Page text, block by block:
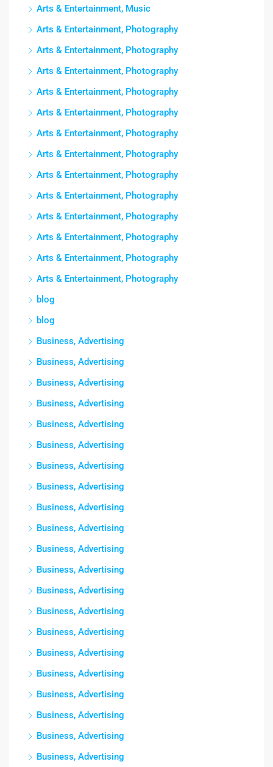
Arts & Entertainment, Music
Arts & Entertainment, Photography
Arts & Entertainment, Photography
Arts & Entertainment, Photography
Arts & Entertainment, Photography
Arts & Entertainment, Photography
Arts & Entertainment, Photography
Arts & Entertainment, Photography
Arts & Entertainment, Photography
Arts & Entertainment, Photography
Arts & Entertainment, Photography
Arts & Entertainment, Photography
Arts & Entertainment, Photography
Arts & Entertainment, Photography
blog
blog
Business, Advertising
Business, Advertising
Business, Advertising
Business, Advertising
Business, Advertising
Business, Advertising
Business, Advertising
Business, Advertising
Business, Advertising
Business, Advertising
Business, Advertising
Business, Advertising
Business, Advertising
Business, Advertising
Business, Advertising
Business, Advertising
Business, Advertising
Business, Advertising
Business, Advertising
Business, Advertising
Business, Advertising